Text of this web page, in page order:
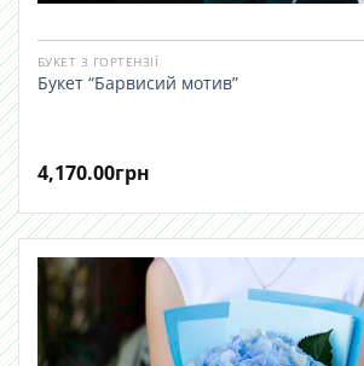
БУКЕТ З ГОРТЕНЗІЇ
Букет “Барвисий мотив”
4,170.00грн